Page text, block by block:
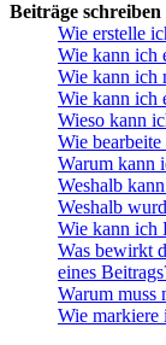
Beiträge schreiben
Wie erstelle
Wie kann ich
Wie kann ich
Wie kann ich
Wieso kann
Wie
Warum kann
Weshalb
Weshalb
Wie kann ich
Was bewirkt
eines
Warum muss
Wie markiere